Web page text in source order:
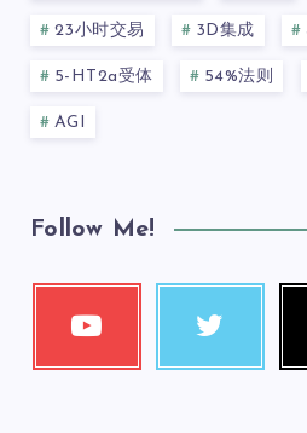
23小时交易 3D集成
5-HT2a受体 54%法则
AGI
Follow Me!